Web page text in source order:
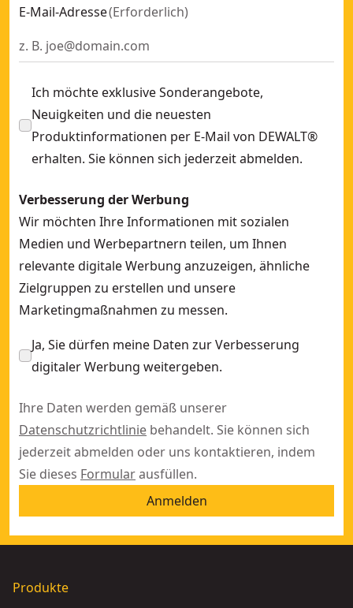
E-Mail-Adresse(Erforderlich)
Ich möchte exklusive Sonderangebote,
Neuigkeiten und die neuesten
Produktinformationen per E-Mail von DEWALT®
erhalten. Sie können sich jederzeit abmelden.
Verbesserung der Werbung
Wir möchten Ihre Informationen mit sozialen
Medien und Werbepartnern teilen, um Ihnen
relevante digitale Werbung anzuzeigen, ähnliche
Zielgruppen zu erstellen und unsere
Marketingmaßnahmen zu messen.
Ja, Sie dürfen meine Daten zur Verbesserung
digitaler Werbung weitergeben.
Ihre Daten werden gemäß unserer
Datenschutzrichtlinie behandelt. Sie können sich
jederzeit abmelden oder uns kontaktieren, indem
Sie dieses Formularausfüllen.
Anmelden
Produkte